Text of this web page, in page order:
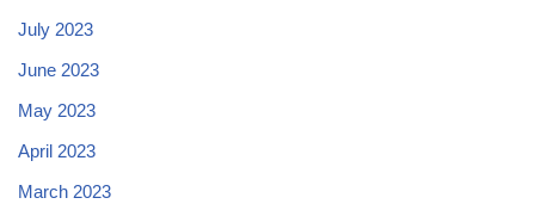
July 2023
June 2023
May 2023
April 2023
March 2023